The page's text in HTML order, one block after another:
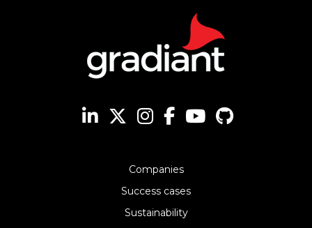
Companies
Success cases
Sustainability